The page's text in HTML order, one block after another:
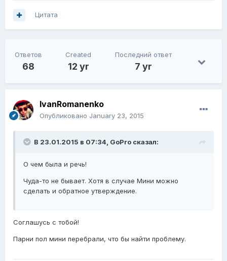
Цитата
Ответов
68
Created
12 yr
Последний ответ
7 yr
IvanRomanenko
Опубликовано January 23, 2015
В 23.01.2015 в 07:34, GoPro сказал:
О чем была и речь!
Чуда-то не бывает. Хотя в случае Мини можно
сделать и обратное утверждение.
Соглашусь с тобой!
Парни пол мини перебрали, что бы найти проблему.